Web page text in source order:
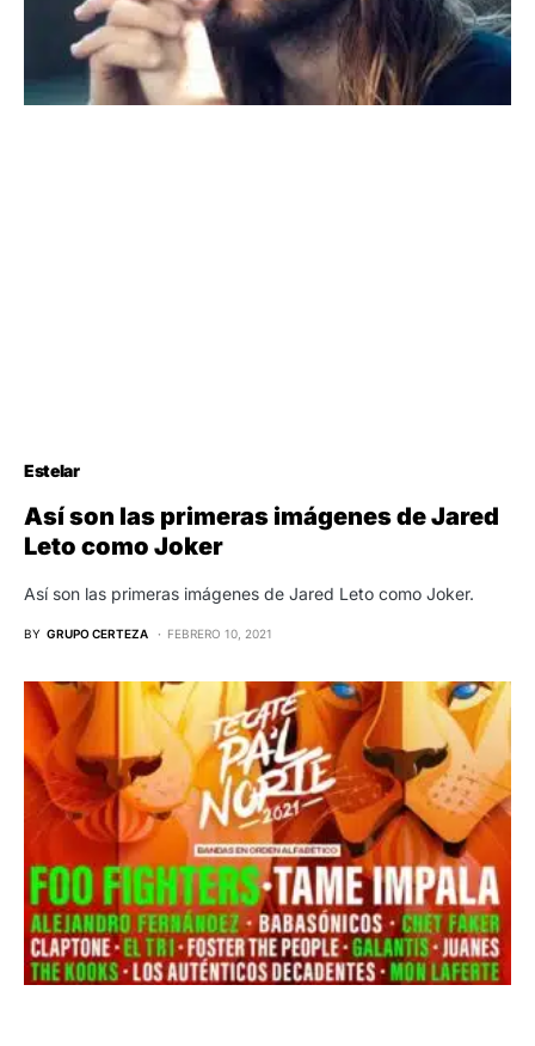
Estelar
Así son las primeras imágenes de Jared
Leto como Joker
Así son las primeras imágenes de Jared Leto como Joker.
BY GRUPO CERTEZA FEBRERO 10, 2021